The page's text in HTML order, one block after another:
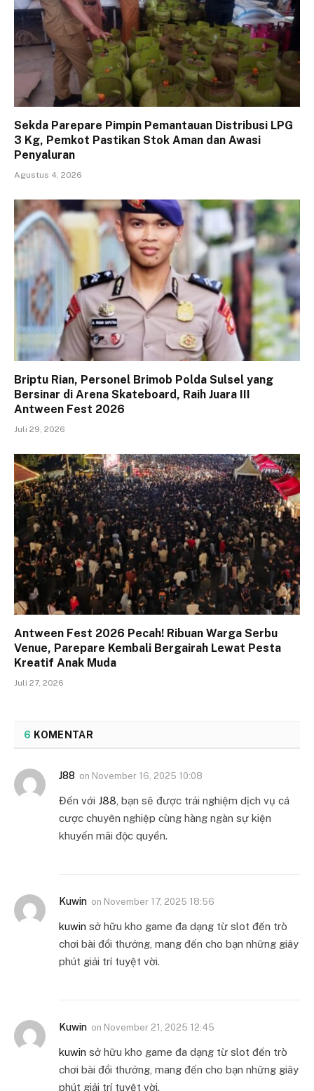
Sekda Parepare Pimpin Pemantauan Distribusi LPG
3 Kg, Pemkot Pastikan Stok Aman dan Awasi
Penyaluran
Agustus 4, 2026
Briptu Rian, Personel Brimob Polda Sulsel yang
Bersinar di Arena Skateboard, Raih Juara III
Antween Fest 2026
Juli 29, 2026
Antween Fest 2026 Pecah! Ribuan Warga Serbu
Venue, Parepare Kembali Bergairah Lewat Pesta
Kreatif Anak Muda
Juli 27, 2026
6 KOMENTAR
J88 on November 16, 2025 10:08
Đến với J88, bạn sẽ được trải nghiệm dịch vụ cá
cược chuyên nghiệp cùng hàng ngàn sự kiện
khuyến mãi độc quyền.
Kuwin on November 17, 2025 18:56
kuwin sở hữu kho game đa dạng từ slot đến trò
chơi bài đổi thưởng, mang đến cho bạn những giây
phút giải trí tuyệt vời.
Kuwin on November 21, 2025 12:45
kuwin sở hữu kho game đa dạng từ slot đến trò
chơi bài đổi thưởng, mang đến cho bạn những giây
phút giải trí tuyệt vời.